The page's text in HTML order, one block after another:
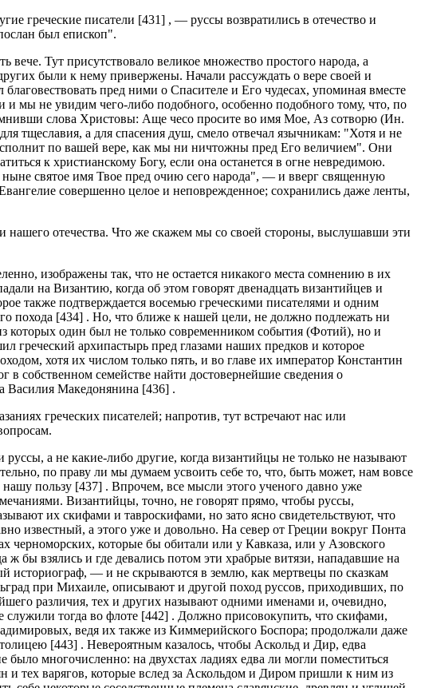
греческие писатели [431] , — руссы возвратились в отечество и
был епископ".
Тут присутствовало великое множество простого народа, а
были к нему привержены. Начали рассуждать о вере своей и
пред ними о Спасителе и Его чудесах, упоминая вместе
мы не увидим чего-либо подобного, особенно подобного тому, что, по
слова Христовы: Аще чесо просите во имя Мое, Аз сотворю (Ин.
тщеславия, а для спасения душ, смело отвечал язычникам: "Хотя и не
по вашей вере, как мы ни ничтожны пред Его величием". Они
к христианскому Богу, если она останется в огне невредимою.
святое имя Твое пред очию сего народа", — и вверг священную
совершенно целое и неповрежденное; сохранились даже ленты,
нашего отечества. Что же скажем мы со своей стороны, выслушавши эти
изображены так, что не остается никакого места сомнению в их
на Византию, когда об этом говорят двенадцать византийцев и
также подтверждается восемью греческими писателями и одним
похода [434] . Но, что ближе к нашей цели, не должно подлежать ни
которых один был не только современником события (Фотий), но и
греческий архипастырь пред глазами наших предков и которое
хотя их числом только пять, и во главе их император Константин
в собственном семействе найти достовернейшие сведения о
Василия Македонянина [436] .
греческих писателей; напротив, тут встречают нас или
а не какие-либо другие, когда византийцы не только не называют
по праву ли мы думаем усвоить себе то, что, быть может, нам вовсе
пользу [437] . Впрочем, все мысли этого ученого давно уже
Византийцы, точно, не говорят прямо, чтобы руссы,
их скифами и тавроскифами, но зато ясно свидетельствуют, что
известный, а этого уже и довольно. На север от Греции вокруг Понта
черноморских, которые бы обитали или у Кавказа, или у Азовского
бы взялись и где девались потом эти храбрые витязи, нападавшие на
историограф, — и не скрываются в землю, как мертвецы по сказкам
при Михаиле, описывают и другой поход руссов, приходивших, по
различия, тех и других называют одними именами и, очевидно,
служили тогда во флоте [442] . Должно присовокупить, что скифами,
ведя их также из Киммерийского Боспора; продолжали даже
[443] . Невероятным казалось, чтобы Аскольд и Дир, едва
многочисленно: на двухстах ладиях едва ли могли поместиться
и тех варягов, которые вслед за Аскольдом и Диром пришли к ним из